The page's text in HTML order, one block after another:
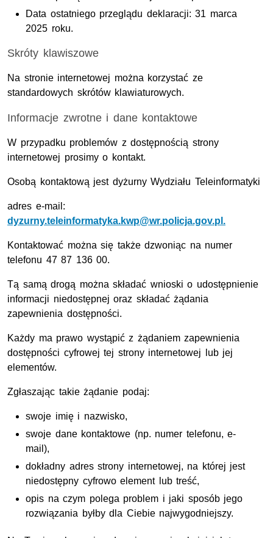
Data ostatniego przeglądu deklaracji:31 marca
2025 roku.
Skróty klawiszowe
Na stronie internetowej można korzystać ze
standardowych skrótów klawiaturowych.
Informacje zwrotne i dane kontaktowe
W przypadku problemów z dostępnością strony
internetowej prosimy o kontakt.
Osobą kontaktową jest dyżurny Wydziału Teleinformatyki
adres e-mail :
dyzurny.teleinformatyka.kwp@wr.policja.gov.pl.
Kontaktować można się także dzwoniąc na numer
telefonu 47 87 136 00.
Tą samą drogą można składać wnioski o udostępnienie
informacji niedostępnej oraz składać żądania
zapewnienia dostępności.
Każdy ma prawo wystąpić z żądaniem zapewnienia
dostępności cyfrowej tej strony internetowej lub jej
elementów.
Zgłaszając takie żądanie podaj:
swoje imię i nazwisko,
swoje dane kontaktowe (np. numer telefonu, e-
mail),
dokładny adres strony internetowej, na której jest
niedostępny cyfrowo element lub treść,
opis na czym polega problem i jaki sposób jego
rozwiązania byłby dla Ciebie najwygodniejszy.